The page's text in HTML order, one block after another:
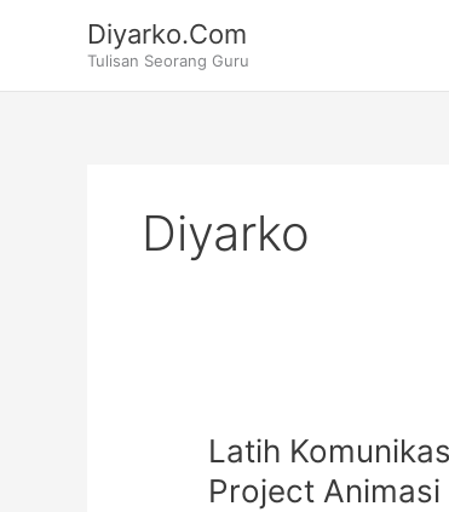
Diyarko.Com
Tulisan Seorang Guru
Diyarko
Latih
Project Animasi